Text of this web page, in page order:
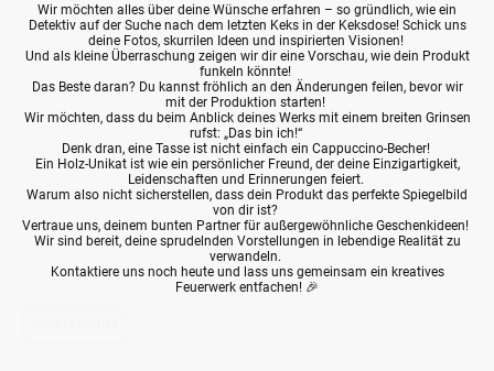
Wir möchten alles über deine Wünsche erfahren – so gründlich, wie ein
Detektiv auf der Suche nach dem letzten Keks in der Keksdose! Schick uns
deine Fotos, skurrilen Ideen und inspirierten Visionen!
Und als kleine Überraschung zeigen wir dir eine Vorschau, wie dein Produkt
funkeln könnte!
Das Beste daran? Du kannst fröhlich an den Änderungen feilen, bevor wir
mit der Produktion starten!
Wir möchten, dass du beim Anblick deines Werks mit einem breiten Grinsen
rufst: „Das bin ich!“
Denk dran, eine Tasse ist nicht einfach ein Cappuccino-Becher!
Ein Holz-Unikat ist wie ein persönlicher Freund, der deine Einzigartigkeit,
Leidenschaften und Erinnerungen feiert.
Warum also nicht sicherstellen, dass dein Produkt das perfekte Spiegelbild
von dir ist?
Vertraue uns, deinem bunten Partner für außergewöhnliche Geschenkideen!
Wir sind bereit, deine sprudelnden Vorstellungen in lebendige Realität zu
verwandeln.
Kontaktiere uns noch heute und lass uns gemeinsam ein kreatives
Feuerwerk entfachen! 🎉